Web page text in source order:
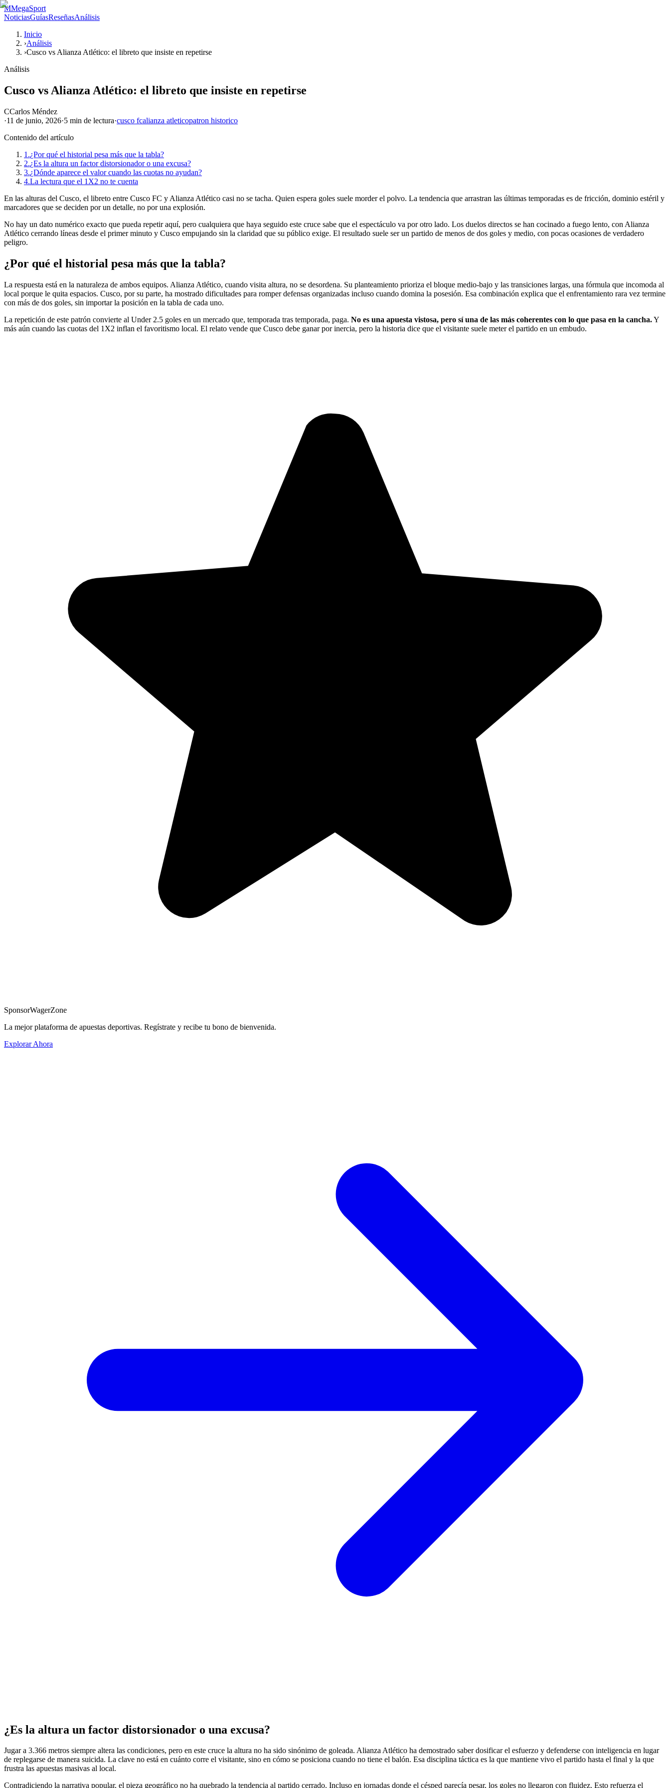
MMegaSport
NoticiasGuíasReseñasAnálisis
Inicio
›Análisis
›Cusco vs Alianza Atlético: el libreto que insiste en repetirse
Análisis
Cusco vs Alianza Atlético: el libreto que insiste en repetirse
CCarlos Méndez
·11 de junio, 2026·5 min de lectura·cusco fcalianza atleticopatron historico
Contenido del artículo
1.¿Por qué el historial pesa más que la tabla?
2.¿Es la altura un factor distorsionador o una excusa?
3.¿Dónde aparece el valor cuando las cuotas no ayudan?
4.La lectura que el 1X2 no te cuenta
En las alturas del Cusco, el libreto entre Cusco FC y Alianza Atlético casi no se tacha. Quien espera goles suele morder el polvo. La tendencia que arrastran las últimas temporadas es de fricción, dominio estéril y
marcadores que se deciden por un detalle, no por una explosión.
No hay un dato numérico exacto que pueda repetir aquí, pero cualquiera que haya seguido este cruce sabe que el espectáculo va por otro lado. Los duelos directos se han cocinado a fuego lento, con Alianza
Atlético cerrando líneas desde el primer minuto y Cusco empujando sin la claridad que su público exige. El resultado suele ser un partido de menos de dos goles y medio, con pocas ocasiones de verdadero
peligro.
¿Por qué el historial pesa más que la tabla?
La respuesta está en la naturaleza de ambos equipos. Alianza Atlético, cuando visita altura, no se desordena. Su planteamiento prioriza el bloque medio-bajo y las transiciones largas, una fórmula que incomoda al
local porque le quita espacios. Cusco, por su parte, ha mostrado dificultades para romper defensas organizadas incluso cuando domina la posesión. Esa combinación explica que el enfrentamiento rara vez termine
con más de dos goles, sin importar la posición en la tabla de cada uno.
La repetición de este patrón convierte al Under 2.5 goles en un mercado que, temporada tras temporada, paga. No es una apuesta vistosa, pero sí una de las más coherentes con lo que pasa en la cancha.Y
más aún cuando las cuotas del 1X2 inflan el favoritismo local. El relato vende que Cusco debe ganar por inercia, pero la historia dice que el visitante suele meter el partido en un embudo.
SponsorWagerZone
La mejor plataforma de apuestas deportivas. Regístrate y recibe tu bono de bienvenida.
Explorar Ahora
¿Es la altura un factor distorsionador o una excusa?
Jugar a 3.366 metros siempre altera las condiciones, pero en este cruce la altura no ha sido sinónimo de goleada. Alianza Atlético ha demostrado saber dosificar el esfuerzo y defenderse con inteligencia en lugar
de replegarse de manera suicida. La clave no está en cuánto corre el visitante, sino en cómo se posiciona cuando no tiene el balón. Esa disciplina táctica es la que mantiene vivo el partido hasta el final y la que
frustra las apuestas masivas al local.
Contradiciendo la narrativa popular, el pieza geográfico no ha quebrado la tendencia al partido cerrado. Incluso en jornadas donde el césped parecía pesar, los goles no llegaron con fluidez. Esto refuerza el